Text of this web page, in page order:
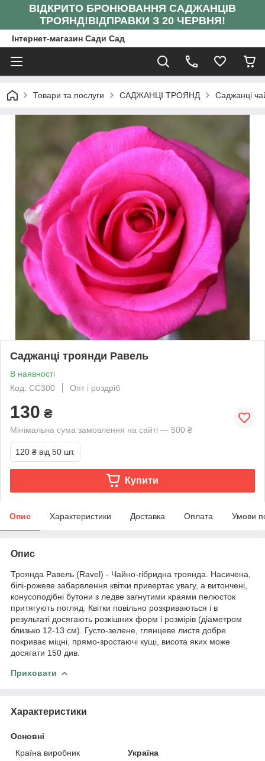
ВІДКРИТО БРОНЮВАННЯ САДЖАНЦІВ
ТРОЯНД!ВІДПРАВКИ З 20 ЧЕРВНЯ!
Інтернет-магазин Сади Сад
Товари та послуги САДЖАНЦІ ТРОЯНД Саджанці
Саджанці троянди Равель
В наявності
Код: СС300
Опт і роздріб
130 ₴
Мінімальна сума замовлення на сайті — 500 ₴
120 ₴ від 50 шт.
Купити
Опис Характеристики Доставка Оплата Умови
Опис
Троянда Равель (Ravel) - Чайно-гібридна троянда. Насичена,
білі-рожеве забарвлення квітки привертає увагу, а витончені,
конусоподібні бутони з ледве загнутими краями пелюсток
притягують погляд. Квітки повільно розкриваються і в
результаті досягають розкішних форм і розмірів (діаметром
близько 12-13 см). Густо-зелене, глянцеве листя добре
покриває міцні, прямо-зростаючі кущі, висота яких може
досягати 150 див.
Приховати
Характеристики
Основні
Країна виробник
Україна